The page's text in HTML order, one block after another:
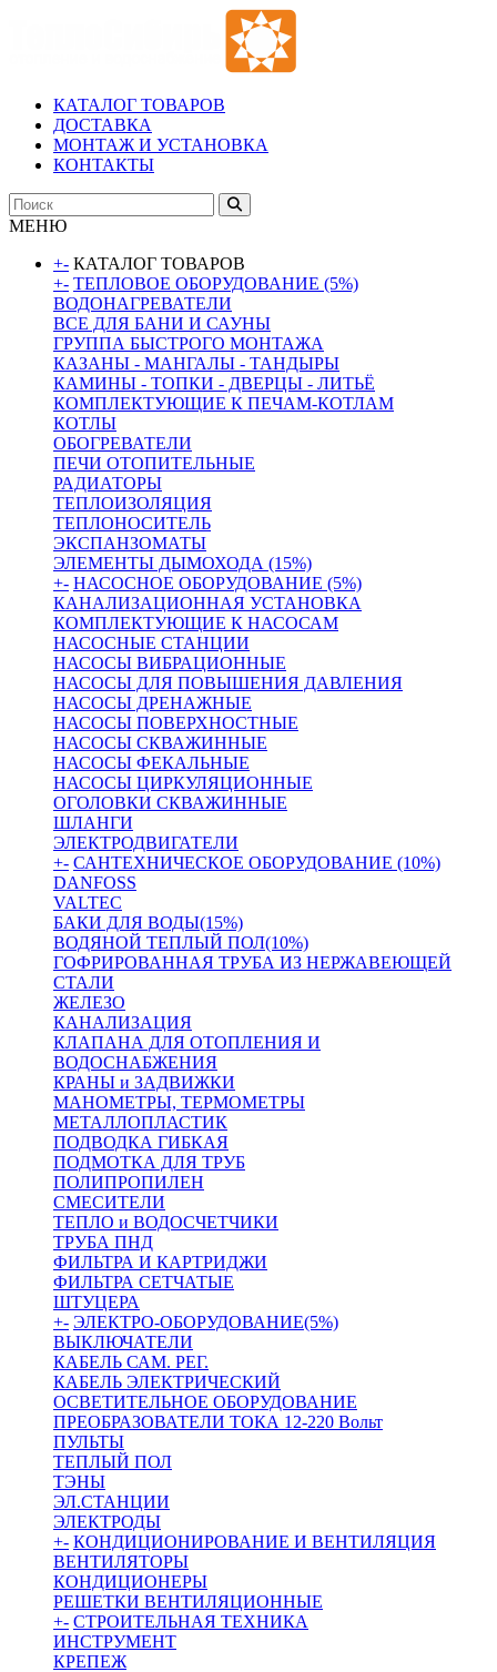
КАТАЛОГ ТОВАРОВ
ДОСТАВКА
МОНТАЖ И УСТАНОВКА
КОНТАКТЫ
МЕНЮ
+- КАТАЛОГ ТОВАРОВ
+- ТЕПЛОВОЕ ОБОРУДОВАНИЕ (5%)
ВОДОНАГРЕВАТЕЛИ
ВСЕ ДЛЯ БАНИ И САУНЫ
ГРУППА БЫСТРОГО МОНТАЖА
КАЗАНЫ - МАНГАЛЫ - ТАНДЫРЫ
КАМИНЫ - ТОПКИ - ДВЕРЦЫ - ЛИТЬЁ
КОМПЛЕКТУЮЩИЕ К ПЕЧАМ-КОТЛАМ
КОТЛЫ
ОБОГРЕВАТЕЛИ
ПЕЧИ ОТОПИТЕЛЬНЫЕ
РАДИАТОРЫ
ТЕПЛОИЗОЛЯЦИЯ
ТЕПЛОНОСИТЕЛЬ
ЭКСПАНЗОМАТЫ
ЭЛЕМЕНТЫ ДЫМОХОДА (15%)
+- НАСОСНОЕ ОБОРУДОВАНИЕ (5%)
КАНАЛИЗАЦИОННАЯ УСТАНОВКА
КОМПЛЕКТУЮЩИЕ К НАСОСАМ
НАСОСНЫЕ СТАНЦИИ
НАСОСЫ ВИБРАЦИОННЫЕ
НАСОСЫ ДЛЯ ПОВЫШЕНИЯ ДАВЛЕНИЯ
НАСОСЫ ДРЕНАЖНЫЕ
НАСОСЫ ПОВЕРХНОСТНЫЕ
НАСОСЫ СКВАЖИННЫЕ
НАСОСЫ ФЕКАЛЬНЫЕ
НАСОСЫ ЦИРКУЛЯЦИОННЫЕ
ОГОЛОВКИ СКВАЖИННЫЕ
ШЛАНГИ
ЭЛЕКТРОДВИГАТЕЛИ
+- САНТЕХНИЧЕСКОЕ ОБОРУДОВАНИЕ (10%)
DANFOSS
VALTEC
БАКИ ДЛЯ ВОДЫ(15%)
ВОДЯНОЙ ТЕПЛЫЙ ПОЛ(10%)
ГОФРИРОВАННАЯ ТРУБА ИЗ НЕРЖАВЕЮЩЕЙ
СТАЛИ
ЖЕЛЕЗО
КАНАЛИЗАЦИЯ
КЛАПАНА ДЛЯ ОТОПЛЕНИЯ И
ВОДОСНАБЖЕНИЯ
КРАНЫ и ЗАДВИЖКИ
МАНОМЕТРЫ, ТЕРМОМЕТРЫ
МЕТАЛЛОПЛАСТИК
ПОДВОДКА ГИБКАЯ
ПОДМОТКА ДЛЯ ТРУБ
ПОЛИПРОПИЛЕН
СМЕСИТЕЛИ
ТЕПЛО и ВОДОСЧЕТЧИКИ
ТРУБА ПНД
ФИЛЬТРА И КАРТРИДЖИ
ФИЛЬТРА СЕТЧАТЫЕ
ШТУЦЕРА
+- ЭЛЕКТРО-ОБОРУДОВАНИЕ(5%)
ВЫКЛЮЧАТЕЛИ
КАБЕЛЬ САМ. РЕГ.
КАБЕЛЬ ЭЛЕКТРИЧЕСКИЙ
ОСВЕТИТЕЛЬНОЕ ОБОРУДОВАНИЕ
ПРЕОБРАЗОВАТЕЛИ ТОКА 12-220 Вольт
ПУЛЬТЫ
ТЕПЛЫЙ ПОЛ
ТЭНЫ
ЭЛ.СТАНЦИИ
ЭЛЕКТРОДЫ
+- КОНДИЦИОНИРОВАНИЕ И ВЕНТИЛЯЦИЯ
ВЕНТИЛЯТОРЫ
КОНДИЦИОНЕРЫ
РЕШЕТКИ ВЕНТИЛЯЦИОННЫЕ
+- СТРОИТЕЛЬНАЯ ТЕХНИКА
ИНСТРУМЕНТ
КРЕПЕЖ